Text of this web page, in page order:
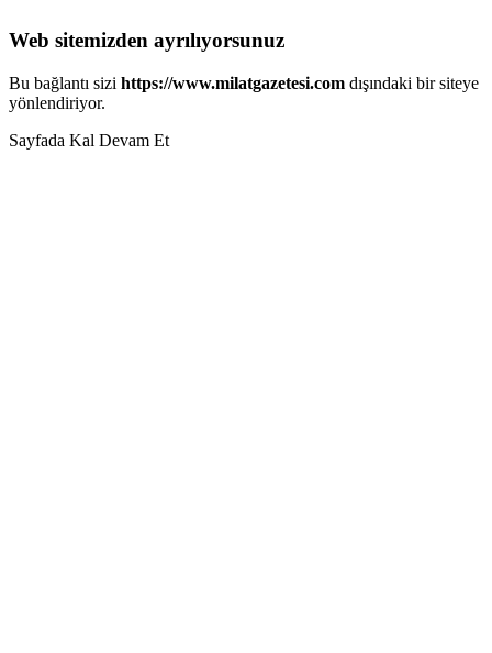
Web sitemizden ayrılıyorsunuz
Bu bağlantı sizi https://www.milatgazetesi.com dışındaki bir siteye
yönlendiriyor.
Sayfada Kal Devam Et